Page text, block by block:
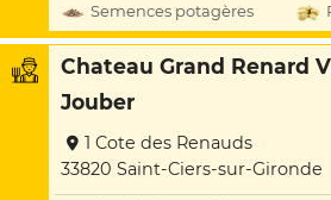
Semences potagères
Chateau Grand Renard
Jouber
1 Cote des Renauds
33820 Saint-Ciers-sur-Gironde